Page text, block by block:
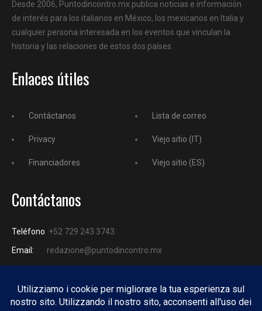
Desde 2006, Puntodincontro.mx publica noticias e información
de interés para los italianos en México, los mexicanos en Italia y
cualquier persona interesada en los eventos que vinculan la
historia y las relaciones de estos dos países.
Enlaces útiles
Contáctanos
Privacy
Financiadores
Lista de correo
Viejo sitio (IT)
Viejo sitio (ES)
Contáctanos
Teléfono +52 729 243 3743
Email:
redazione@puntodincontro.mx
PUNTODINCONTRO